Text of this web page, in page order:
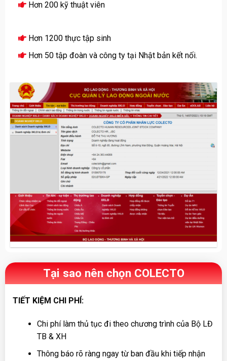
Hơn 200 kỹ thuật viên
Hơn 1200 thực tập sinh
Hơn 50 tập đoàn và công ty tại Nhật bản kết nối.
Tại sao nên chọn COLECTO
TIẾT KIỆM CHI PHÍ:
Chi phí làm thủ tục đi theo chương trình của Bộ LĐ
TB & XH
Thông báo rõ ràng ngay từ ban đầu khi tiếp nhận